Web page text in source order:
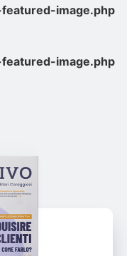
image.php
image.php